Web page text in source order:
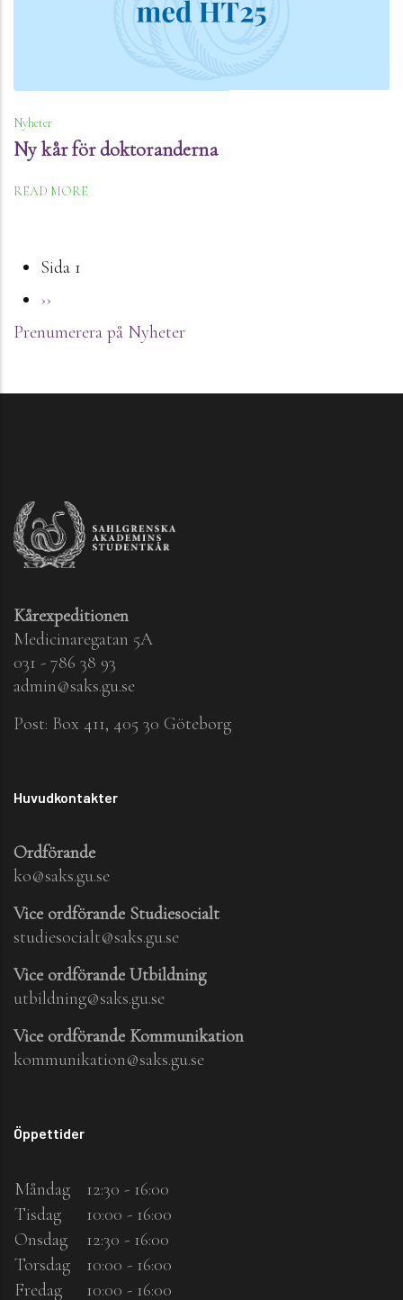
Nyheter
Ny kår för doktoranderna
READ MORE
Paginering
Sida 1
Nästa
sida
››
Prenumerera på Nyheter
Kårexpeditionen
Medicinaregatan 5A
031 - 786 38 93
admin@saks.gu.se
Post: Box 411, 405 30 Göteborg
Huvudkontakter
Ordförande
ko@saks.gu.se
Vice ordförande Studiesocialt
studiesocialt@saks.gu.se
Vice ordförande Utbildning
utbildning@saks.gu.se
Vice ordförande Kommunikation
kommunikation@saks.gu.se
Öppettider
Måndag
12:30 - 16:00
Tisdag
10:00 - 16:00
Onsdag
12:30 - 16:00
Torsdag
10:00 - 16:00
Fredag
10:00 - 16:00